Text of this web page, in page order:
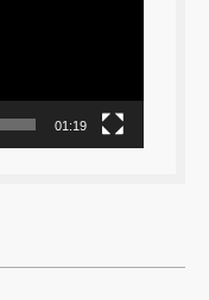
01:19